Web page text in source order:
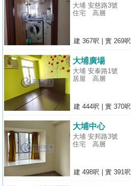
大埔 安慈路3號
住宅
高層
建 367呎 實 269呎
大埔廣場
大埔 安泰路1號
居屋
高層
建 444呎 實 370呎
大埔中心
大埔 安邦路3號
住宅
高層
建 498呎 實 391呎